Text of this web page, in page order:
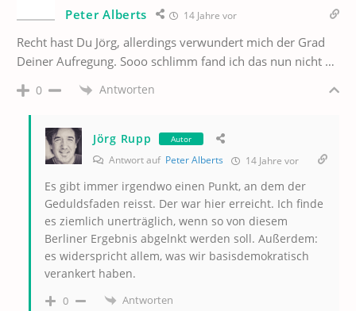
Peter Alberts 14 Jahre vor
Recht hast Du Jörg, allerdings verwundert mich der Grad
Deiner Aufregung. Sooo schlimm fand ich das nun nicht …
0 Antworten
Jörg Rupp Autor
Antwort auf Peter Alberts 14 Jahre vor
Es gibt immer irgendwo einen Punkt, an dem der
Geduldsfaden reisst. Der war hier erreicht. Ich finde
es ziemlich unerträglich, wenn so von diesem
Berliner Ergebnis abgelnkt werden soll. Außerdem:
es widerspricht allem, was wir basisdemokratisch
verankert haben.
0 Antworten